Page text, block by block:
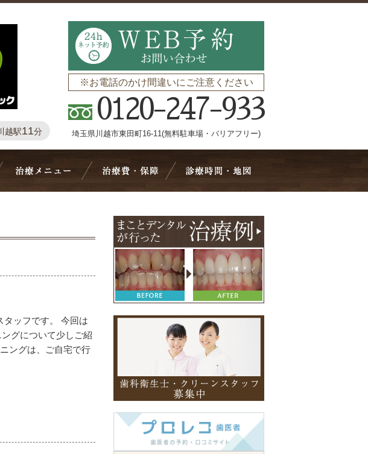
越駅11分
※お電話のかけ間違いにご注意ください
0120-247-933
埼玉県川越市東田町16-11(無料駐車場・バリアフリー)
スタッフ紹介 治療メニュー 治療費・保証
タッフです。 今回は
グについて少しご紹
ングは、ご自宅で行